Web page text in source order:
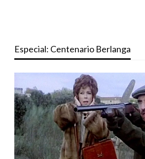
Especial: Centenario Berlanga